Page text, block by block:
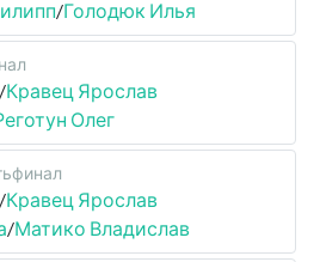
/Голодюк Илья
/Кравец Ярослав
Олег
/Кравец Ярослав
/Матико Владислав